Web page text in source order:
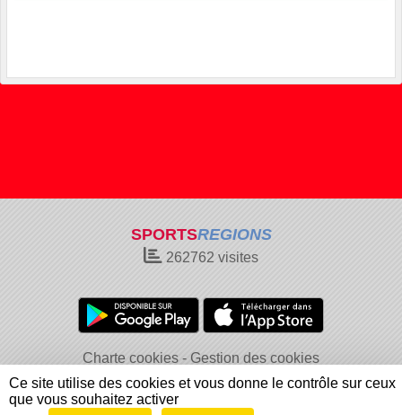
SPORTSREGIONS
262762 visites
Charte cookies
Gestion des cookies
Informations légales
Signaler un contenu inapproprié
Ce site utilise des cookies et vous donne le contrôle sur ceux
que vous souhaitez activer